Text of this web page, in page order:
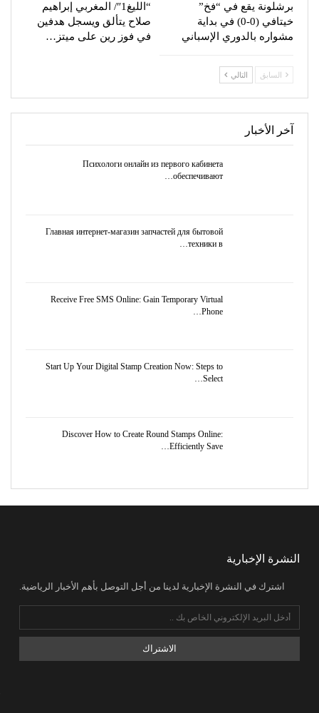
برشلونة يقع في “فخ”
خيتافي (0-0) في بداية
مشواره بالدوري الإسباني
“الليغ1″/ المغربي إبراهيم
صلاح يتألق ويسجل هدفين
في فوز رين على ميتز…
السابق التالي
آخر الأخبار
Психологи онлайн из первого кабинета
обеспечивают…
Главная интернет-магазин запчастей для бытовой
техники в…
Receive Free SMS Online: Gain Temporary Virtual
Phone…
Start Up Your Digital Stamp Creation Now: Steps to
Select…
Discover How to Create Round Stamps Online:
Efficiently Save…
النشرة الإخبارية
اشترك في النشرة الإخبارية لدينا من أجل التوصل بأهم الأخبار الرياضية.
الاشتراك